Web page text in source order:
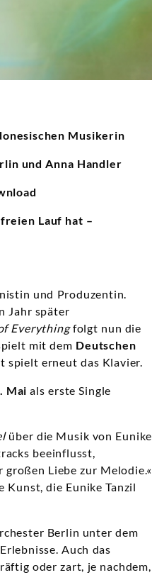
Musikerin
und Anna Handler
Lauf hat –
und Produzentin.
Jahr später
Everythingfolgt nun die
mit dem Deutschen
spielt erneut das Klavier.
Mai als erste Single
über die Musik von Eunike
beeinflusst,
Liebe zur Melodie.«
Kunst, die Eunike Tanzil
Berlin unter dem
Auch das
oder zart, je nachdem,